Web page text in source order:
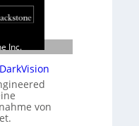
Inc.
von